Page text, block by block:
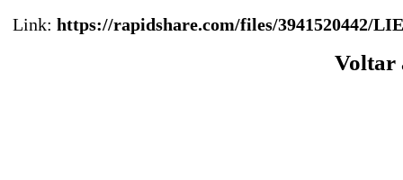
Link: https://rapidshare.com/files/3941520442/
Voltar